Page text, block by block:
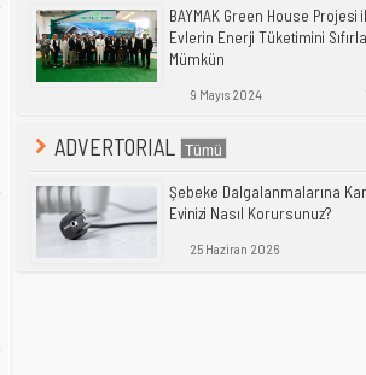
BAYMAK Green House Projesi
Evlerin Enerji Tüketimini
Mümkün
9 Mayıs 2024
ADVERTORIAL
Şebeke Dalgalanmalarına
Evinizi Nasıl Korursunuz?
25 Haziran 2026